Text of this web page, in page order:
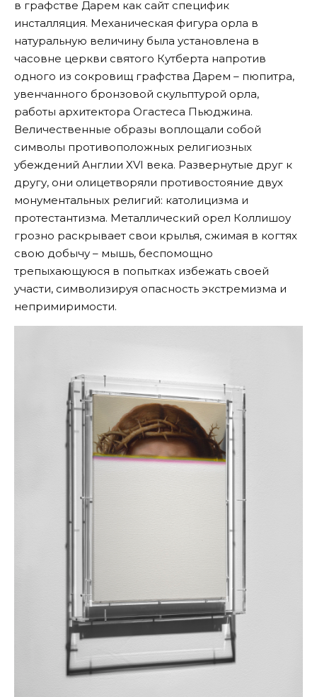
в графстве Дарем как сайт специфик
инсталляция. Механическая фигура орла в
натуральную величину была установлена в
часовне церкви святого Кутберта напротив
одного из сокровищ графства Дарем – пюпитра,
увенчанного бронзовой скульптурой орла,
работы архитектора Огастеса Пьюджина.
Величественные образы воплощали собой
символы противоположных религиозных
убеждений Англии XVI века. Развернутые друг к
другу, они олицетворяли противостояние двух
монументальных религий: католицизма и
протестантизма. Металлический орел Коллишоу
грозно раскрывает свои крылья, сжимая в когтях
свою добычу – мышь, беспомощно
трепыхающуюся в попытках избежать своей
участи, символизируя опасность экстремизма и
непримиримости.